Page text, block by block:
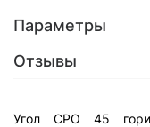
Параметры
Отзывы
Угол CPO 45